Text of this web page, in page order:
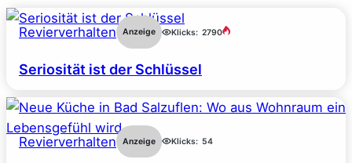
Revierverhalten Anzeige Klicks: 2790
Seriosität ist der Schlüssel
Revierverhalten Anzeige Klicks: 54